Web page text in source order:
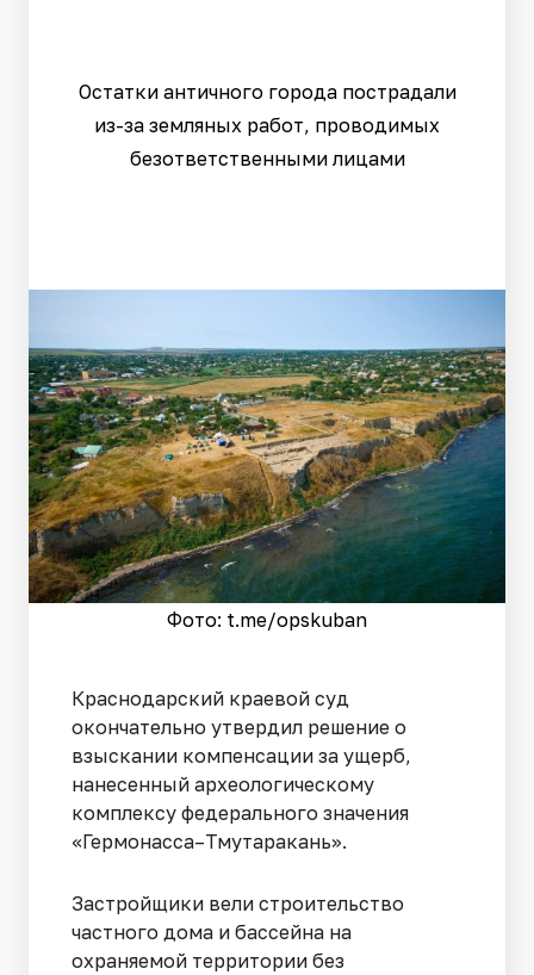
Остатки античного города пострадали
из-за земляных работ, проводимых
безответственными лицами
Фото: t.me/opskuban
Краснодарский краевой суд
окончательно утвердил решение о
взыскании компенсации за ущерб,
нанесенный археологическому
комплексу федерального значения
«Гермонасса–Тмутаракань».
Застройщики вели строительство
частного дома и бассейна на
охраняемой территории без